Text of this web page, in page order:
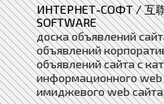
ИНТЕРНЕТ-СОФТ / 互聯
SOFTWARE
доска объявлений
объявлений
объявлений сайта с
информационного web
имиджевого web